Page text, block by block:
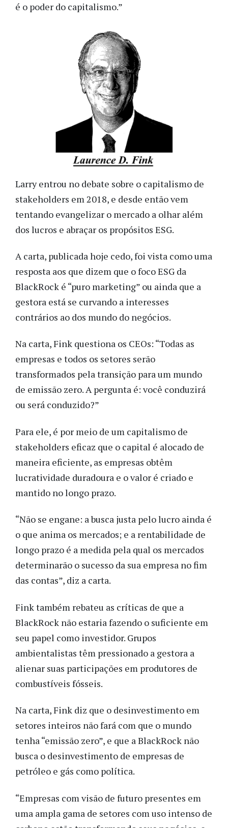
é o poder do capitalismo.”
Larry entrou no debate sobre o capitalismo de
stakeholders em 2018, e desde então vem
tentando evangelizar o mercado a olhar além
dos lucros e abraçar os propósitos ESG.
A carta, publicada hoje cedo, foi vista como uma
resposta aos que dizem que o foco ESG da
BlackRock é “puro marketing” ou ainda que a
gestora está se curvando a interesses
contrários ao dos mundo do negócios.
Na carta, Fink questiona os CEOs: “Todas as
empresas e todos os setores serão
transformados pela transição para um mundo
de emissão zero. A pergunta é: você conduzirá
ou será conduzido?”
Para ele, é por meio de um capitalismo de
stakeholders eficaz que o capital é alocado de
maneira eficiente, as empresas obtêm
lucratividade duradoura e o valor é criado e
mantido no longo prazo.
“Não se engane: a busca justa pelo lucro ainda é
o que anima os mercados; e a rentabilidade de
longo prazo é a medida pela qual os mercados
determinarão o sucesso da sua empresa no fim
das contas”, diz a carta.
Fink também rebateu as críticas de que a
BlackRock não estaria fazendo o suficiente em
seu papel como investidor. Grupos
ambientalistas têm pressionado a gestora a
alienar suas participações em produtores de
combustíveis fósseis.
Na carta, Fink diz que o desinvestimento em
setores inteiros não fará com que o mundo
tenha “emissão zero”, e que a BlackRock não
busca o desinvestimento de empresas de
petróleo e gás como política.
“Empresas com visão de futuro presentes em
uma ampla gama de setores com uso intenso de